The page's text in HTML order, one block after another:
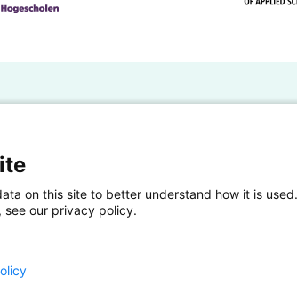
by SURF
Eigen onderzoek
on this site to better understand how it is
see our privacy policy.